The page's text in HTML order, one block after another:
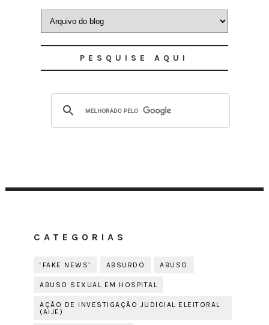
PESQUISE AQUI
CATEGORIAS
‘FAKE NEWS’ ABSURDO ABUSO
ABUSO SEXUAL EM HOSPITAL
AÇÃO DE INVESTIGAÇÃO JUDICIAL ELEITORAL
(AIJE)